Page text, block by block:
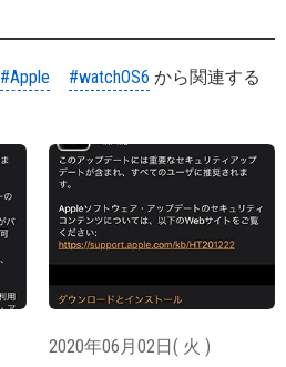
#Apple #watchOS6 から関連する
2020年06月02日( 火 )